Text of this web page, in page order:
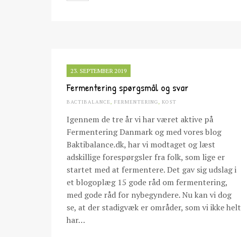
23. SEPTEMBER 2019
Fermentering spørgsmål og svar
BACTIBALANCE, FERMENTERING, KOST
Igennem de tre år vi har været aktive på
Fermentering Danmark og med vores blog
Baktibalance.dk, har vi modtaget og læst
adskillige forespørgsler fra folk, som lige er
startet med at fermentere. Det gav sig udslag i
et blogoplæg 15 gode råd om fermentering,
med gode råd for nybegyndere. Nu kan vi dog
se, at der stadigvæk er områder, som vi ikke helt
har…